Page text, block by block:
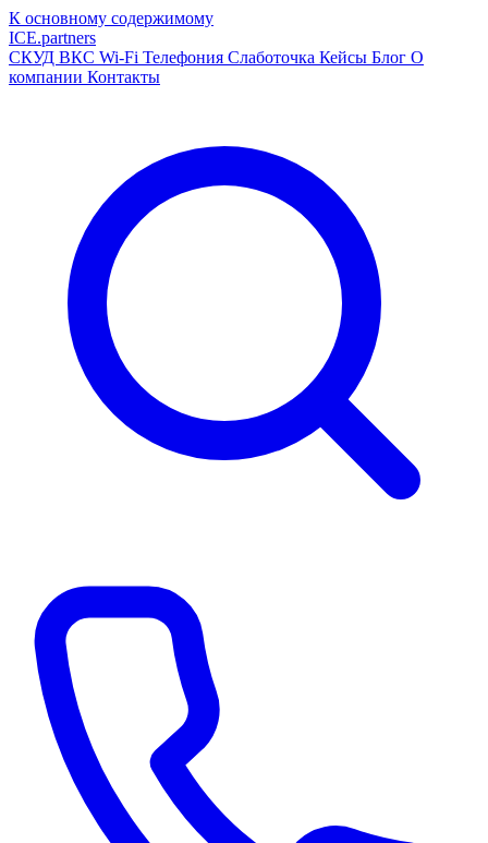
К основному содержимому
ICE.partners
СКУД ВКС Wi-Fi Телефония Слаботочка Кейсы Блог О
компании Контакты